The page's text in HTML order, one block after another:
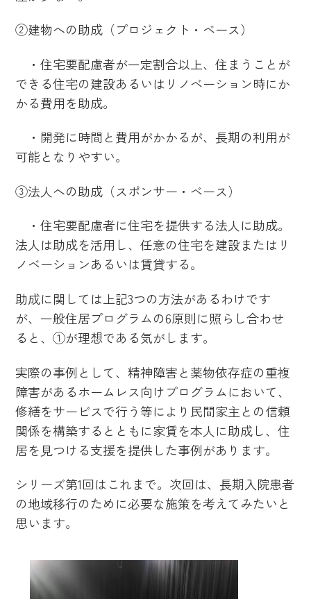
②建物への助成（プロジェクト・ベース）
・住宅要配慮者が一定割合以上、住まうことが
できる住宅の建設あるいはリノベーション時にか
かる費用を助成。
・開発に時間と費用がかかるが、長期の利用が
可能となりやすい。
③法人への助成（スポンサー・ベース）
・住宅要配慮者に住宅を提供する法人に助成。
法人は助成を活用し、任意の住宅を建設またはリ
ノベーションあるいは賃貸する。
助成に関しては上記3つの方法があるわけです
が、一般住居プログラムの6原則に照らし合わせ
ると、①が理想である気がします。
実際の事例として、精神障害と薬物依存症の重複
障害があるホームレス向けプログラムにおいて、
修繕をサービスで行う等により民間家主との信頼
関係を構築するとともに家賃を本人に助成し、住
居を見つける支援を提供した事例があります。
シリーズ第1回はこれまで。次回は、長期入院患者
の地域移行のために必要な施策を考えてみたいと
思います。